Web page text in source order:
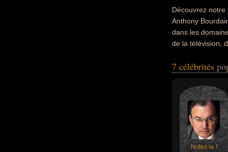
Découvrez notre
Anthony
dans les
de la télévision,
chanteur,
moment de
7 célébrités
Notez-le !